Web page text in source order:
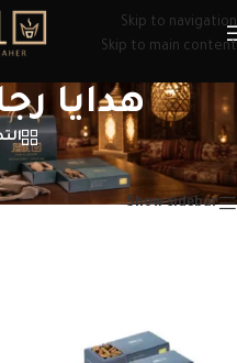
Skip to navigation
Skip to main content
هدايا
الرئيسية/منتجات تحت الوسم “هدايا
Show sidebar